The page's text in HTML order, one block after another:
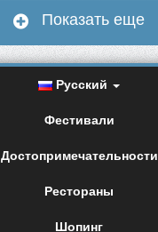
Показать еще
Русский
Фестивали
Достопримечательности
Рестораны
Шопинг